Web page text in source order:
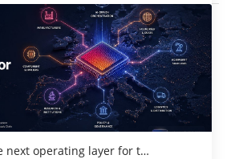
next operating layer for t…